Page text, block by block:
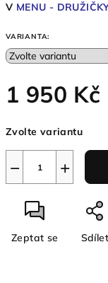
V MENU -
VARIANTA:
1 950 Kč
cena:
Zvolte variantu
+
−
Zeptat se Sdílet